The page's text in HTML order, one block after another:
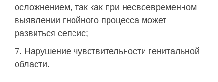
осложнением, так как при несвоевременном
выявлении гнойного процесса может
развиться сепсис;
Нарушение чувствительности генитальной
области.